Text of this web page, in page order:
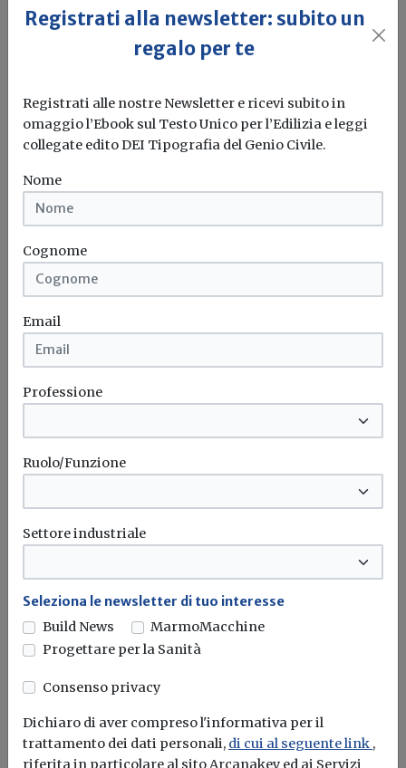
delle città, punti di incontro per
comunità diverse e scenari per nuove
forme di espressione.
Mapei continuerà a portare il proprio
know-how nei progetti di streetbasket
spazi iconici che uniscono performance,
sicurezza e bellezza urbana.
Idrogeno verde, una soluzione per
l'energia del futuro. Ma oggi è ancora
troppo caro
L'obiettivo crescita sostenibile è raggiungibile
attraverso l'utilizzo dell'idrogeno verde. Ma al
Leggi
Registrati alla newsletter: subito un
regalo per te
Registrati alle nostre Newsletter e ricevi subito in
omaggio l’Ebook sul Testo Unico per l’Edilizia e leggi
collegate edito DEI Tipografia del Genio Civile.
Nome
Cognome
Email
Professione
Ruolo/Funzione
Settore industriale
Seleziona le newsletter di tuo interesse
Build News
MarmoMacchine
Progettare per la Sanità
Consenso privacy
Dichiaro di aver compreso l'informativa per il
trattamento dei dati personali, di cui al seguente link ,
riferita in particolare al sito Arcanakey ed ai Servizi